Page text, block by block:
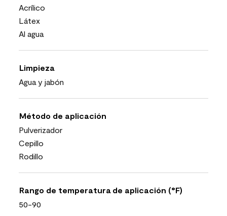
Acrílico
Látex
Al agua
Limpieza
Agua y jabón
Método de aplicación
Pulverizador
Cepillo
Rodillo
Rango de temperatura de aplicación (°F)
50-90